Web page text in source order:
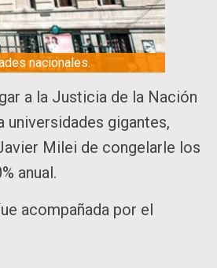
nacionales.
a la Justicia de la Nación
gigantes,
Milei de congelarle los
anual.
acompañada por el